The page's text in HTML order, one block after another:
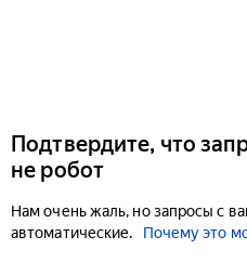
Подтвердите, что
не робот
Нам очень жаль, но запросы с
автоматические.
Почему это